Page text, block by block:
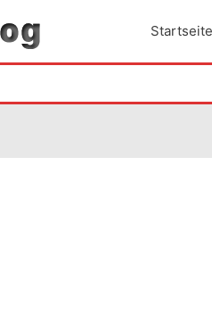
Startseite